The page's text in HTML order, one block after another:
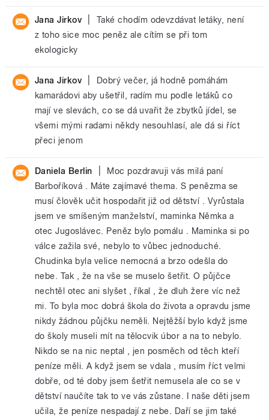
Jana Jirkov
Také chodím odevzdávat letáky, není
z toho sice moc peněz ale cítím se při tom
ekologicky
Jana Jirkov
Dobrý večer, já hodně pomáhám
kamarádovi aby ušetřil, radím mu podle letáků co
mají ve slevách, co se dá uvařit že zbytků jídel, se
všemi mými radami někdy nesouhlasí, ale dá si říct
přeci jenom
Daniela Berlin
Moc pozdravuji vás milá paní
Barboříková . Máte zajímavé thema. S penězma se
musí člověk učit hospodařit již od dětství . Vyrůstala
jsem ve smíšeným manželství, maminka Němka a
otec Jugoslávec. Peněz bylo pomálu . Maminka si po
válce zažila své, nebylo to vůbec jednoduché.
Chudinka byla velice nemocná a brzo odešla do
nebe. Tak , že na vše se muselo šetřit. O půjčce
nechtěl otec ani slyšet , říkal , že dluh žere víc než
mi. To byla moc dobrá škola do života a opravdu jsme
nikdy žádnou půjčku neměli. Nejtěžší bylo když jsme
do školy museli mít na tělocvik úbor a na to nebylo.
Nikdo se na nic neptal , jen posměch od těch kteří
peníze měli. A když jsem se vdala , musím říct velmi
dobře, od té doby jsem šetřit nemusela ale co se v
dětství naučíte tak to ve vás zůstane. I naše děti jsem
učila, že peníze nespadají z nebe. Daří se jim také